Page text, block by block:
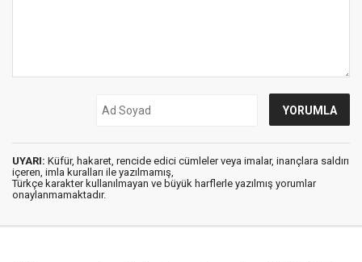
UYARI: Küfür, hakaret, rencide edici cümleler veya imalar, inançlara saldırı
içeren, imla kuralları ile yazılmamış,
Türkçe karakter kullanılmayan ve büyük harflerle yazılmış yorumlar
onaylanmamaktadır.